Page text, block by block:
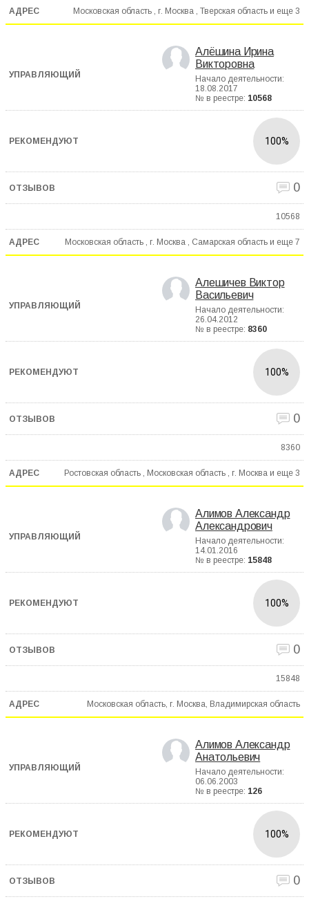
Московская область , г. Москва , Тверская область и еще 3
Алёшина Ирина
Викторовна
Начало деятельности:
18.08.2017
№ в реестре: 10568
100%
0
10568
Московская область , г. Москва , Самарская область и еще 7
Алешичев Виктор
Васильевич
Начало деятельности:
26.04.2012
№ в реестре: 8360
100%
0
8360
Ростовская область , Московская область , г. Москва и еще 3
Алимов Александр
Александрович
Начало деятельности:
14.01.2016
№ в реестре: 15848
100%
0
15848
Московская область, г. Москва, Владимирская область
Алимов Александр
Анатольевич
Начало деятельности:
06.06.2003
№ в реестре: 126
100%
0